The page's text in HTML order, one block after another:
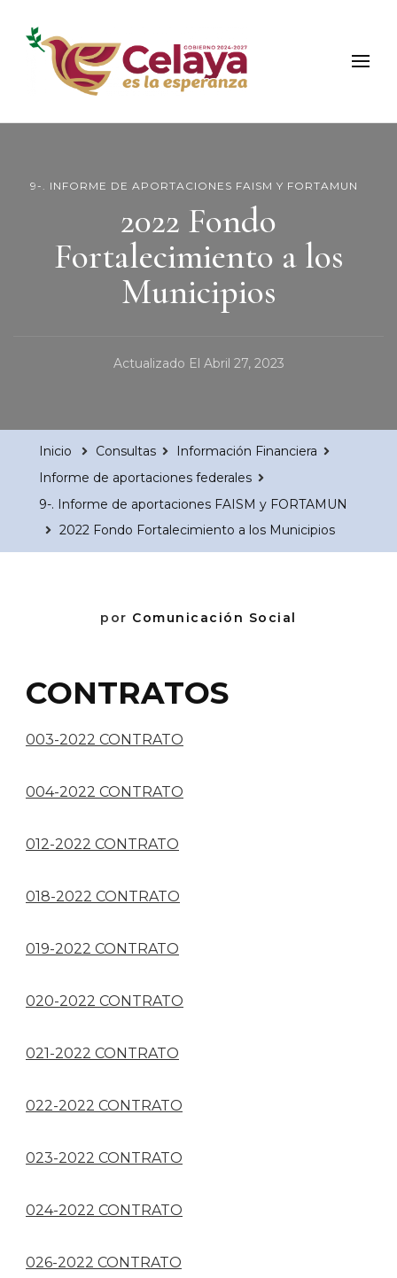
Municipio de Celaya
Portal Oficial del Municipio de Celaya
9-. INFORME DE APORTACIONES FAISM Y FORTAMUN
2022 Fondo
Fortalecimiento a los
Municipios
Actualizado El Abril 27, 2023
Inicio Consultas
Información Financiera
Informe de aportaciones federales
9-. Informe de aportaciones FAISM y FORTAMUN
2022 Fondo Fortalecimiento a los Municipios
por Comunicación Social
CONTRATOS
003-2022 CONTRATO
004-2022 CONTRATO
012-2022 CONTRATO
018-2022 CONTRATO
019-2022 CONTRATO
020-2022 CONTRATO
021-2022 CONTRATO
022-2022 CONTRATO
023-2022 CONTRATO
024-2022 CONTRATO
026-2022 CONTRATO